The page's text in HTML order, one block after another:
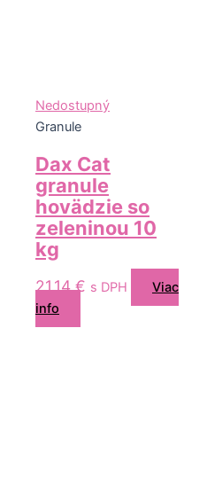
Nedostupný
Granule
Dax Cat
granule
hovädzie so
zeleninou 10
kg
21,14€ s DPH
Viac
info